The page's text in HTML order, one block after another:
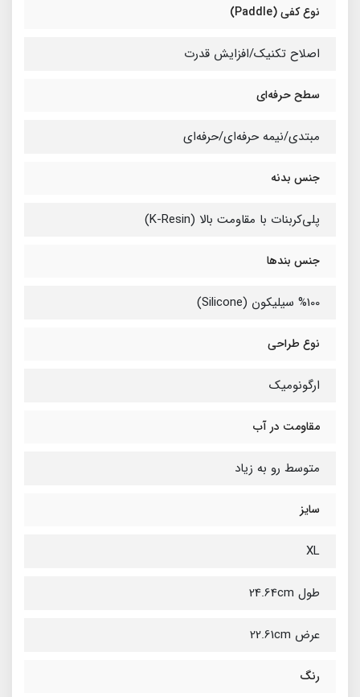
نوع کفی (Paddle)
اصلاح تکنیک/افزایش قدرت
سطح حرفه‌ای
مبتدی/نیمه حرفه‌ای/حرفه‌ای
جنس بدنه
پلی‌کربنات با مقاومت بالا (K-Resin)
جنس بندها
%100 سیلیکون (Silicone)
نوع طراحی
ارگونومیک
مقاومت در آب
متوسط رو به زیاد
سایز
XL
طول 24.64cm
عرض 22.61cm
رنگ